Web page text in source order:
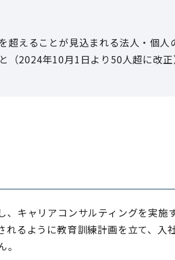
えることが見込まれる法人・個人
（2024年10月1日より50人超に改正
キャリアコンサルティングを実施
るように教育訓練計画を立て、入